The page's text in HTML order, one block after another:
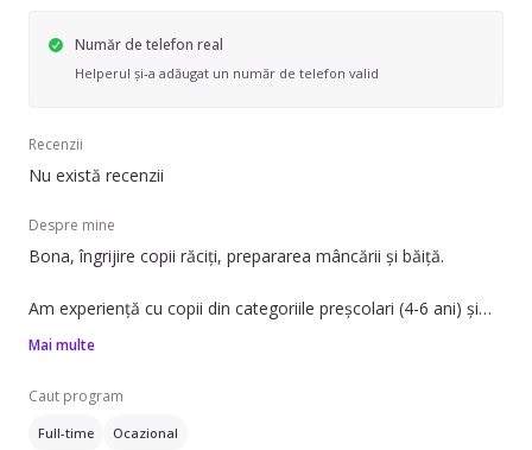
Număr de telefon real
Helperul și-a adăugat un număr de telefon valid
Recenzii
Nu există recenzii
Despre mine
Bona, îngrijire copii răciți, prepararea mâncării și băiță.
Am experiență cu copii din categoriile preșcolari (4-6 ani) și
școlari (6+ ani), iar vârstele copiilor pentru care pot oferi
Mai multe
Caut program
Full-time Ocazional